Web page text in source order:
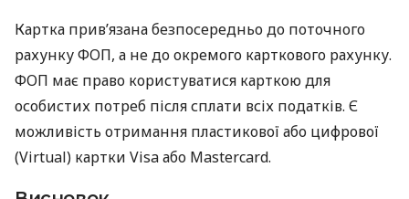
Картка прив’язана безпосередньо до поточного
рахунку ФОП, а не до окремого карткового рахунку.
ФОП має право користуватися карткою для
особистих потреб після сплати всіх податків. Є
можливість отримання пластикової або цифрової
(Virtual) картки Visa або Mastercard.